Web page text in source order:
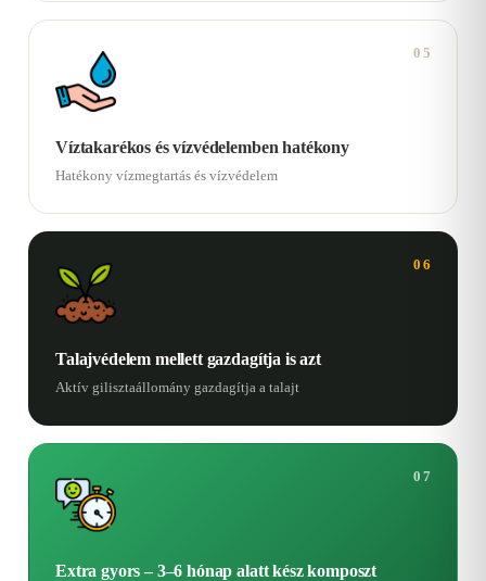
05
Víztakarékos és vízvédelemben hatékony
Hatékony vízmegtartás és vízvédelem
06
Talajvédelem mellett gazdagítja is azt
Aktív gilisztaállomány gazdagítja a talajt
07
Extra gyors – 3–6 hónap alatt kész komposzt